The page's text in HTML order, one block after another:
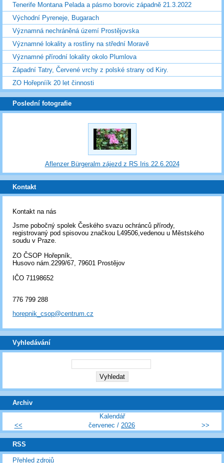
Tenerife Montana Pelada a pásmo borovic západně 21.3.2022
Východní Pyreneje, Bugarach
Významná nechráněná území Prostějovska
Významné lokality a rostliny na střední Moravě
Významné přírodní lokality okolo Plumlova
Západní Tatry, Červené vrchy z polské strany od Kiry.
ZO Hořepníík 20 let činnosti
Poslední fotografie
Aflenzer Bürgeralm zájezd z RS Iris 22.6.2024
Kontakt
Kontakt na nás
Jsme pobočný spolek Českého svazu ochránců přírody,
registrovaný pod spisovou značkou L49506,vedenou u Městského
soudu v Praze.
ZO ČSOP Hořepník,
Husovo nám.2299/67, 79601 Prostějov
IČO 71198652
776 799 288
horepnik_csop@centrum.cz
Vyhledávání
Archiv
Kalendář
<<
červenec / 2026 >>
RSS
Přehled zdrojů